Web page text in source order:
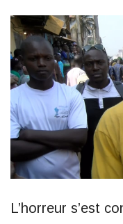
L’horreur s’est